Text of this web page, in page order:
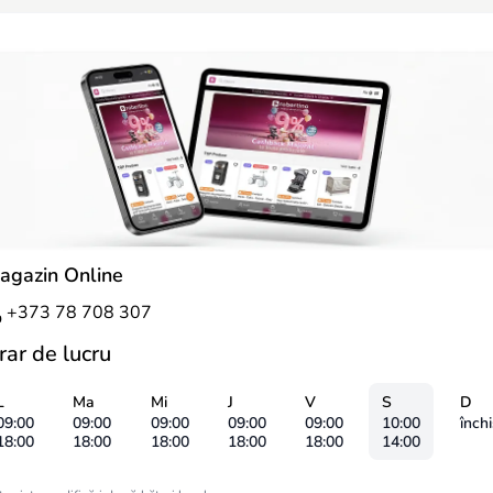
Online
+373 78 708 307
de lucru
Ma
09:00
18:00
Mi
09:00
18:00
J
09:00
18:00
V
09:00
18:00
S
10:00
14:00
D